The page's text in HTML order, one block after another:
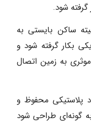
گرفته شود.
ساکن بایستی به
بکار گرفته شود و
به زمین اتصال
پلاستیکی محفوظ و
گونه‌ای طراحی شود